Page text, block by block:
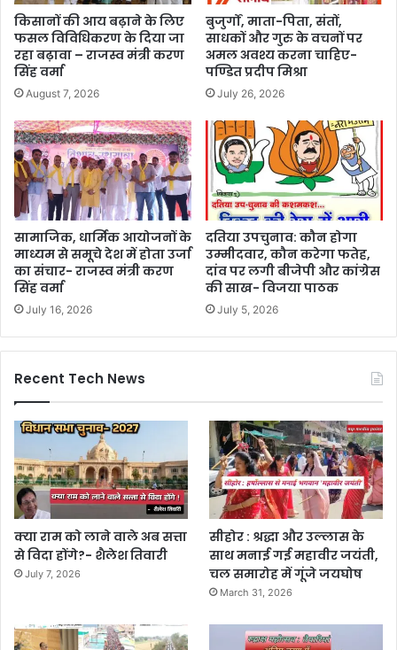
किसानों की आय बढ़ाने के लिए
फसल विविधिकरण के दिया जा
रहा बढ़ावा – राजस्व मंत्री करण
सिंह वर्मा
August 7, 2026
बुजुर्गों, माता-पिता, संतों,
साधकों और गुरु के वचनों पर
अमल अवश्य करना चाहिए-
पण्डित प्रदीप मिश्रा
July 26, 2026
सामाजिक, धार्मिक आयोजनों के
माध्यम से समूचे देश में होता उर्जा
का संचार- राजस्व मंत्री करण
सिंह वर्मा
July 16, 2026
दतिया उपचुनाव: कौन होगा
उम्‍मीदवार, कौन करेगा फतेह,
दांव पर लगी बीजेपी और कांग्रेस
की साख- विजया पाठक
July 5, 2026
Recent Tech News
क्या राम को लाने वाले अब सत्ता
से विदा होंगे?- शैलेश तिवारी
July 7, 2026
सीहोर : श्रद्धा और उल्लास के
साथ मनाई गई महावीर जयंती,
चल समारोह में गूंजे जयघोष
March 31, 2026